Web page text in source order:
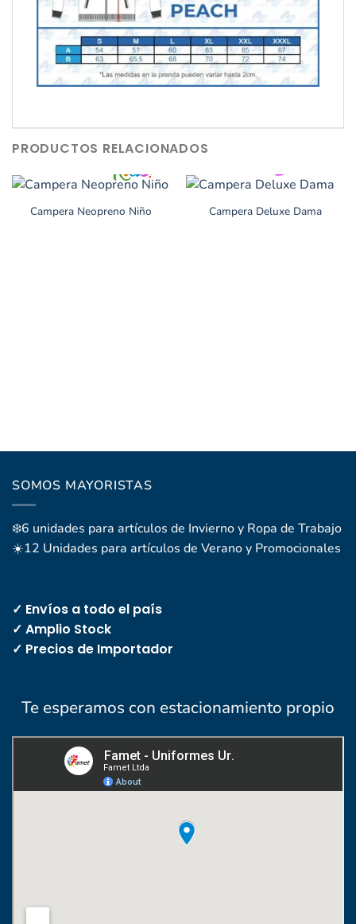
PRODUCTOS RELACIONADOS
Campera Neopreno Niño Campera Deluxe Dama
SOMOS MAYORISTAS
❄️6 unidades para artículos de Invierno y Ropa de Trabajo
☀️12 Unidades para artículos de Verano y Promocionales
✓ Envíos a todo el país
✓ Amplio Stock
✓ Precios de Importador
Te esperamos con estacionamiento propio